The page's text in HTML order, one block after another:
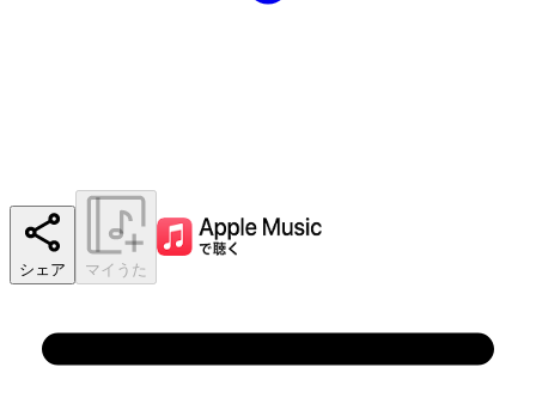
シェア マイうた